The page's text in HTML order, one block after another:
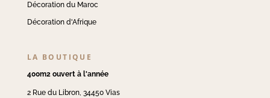
Décoration du Maroc
Décoration d'Afrique
LA BOUTIQUE
400m2 ouvert à l'année
2 Rue du Libron, 34450 Vias